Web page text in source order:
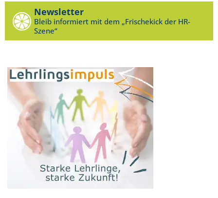
Newsletter
Bleib informiert mit dem „Frischekick der HR-
Szene“